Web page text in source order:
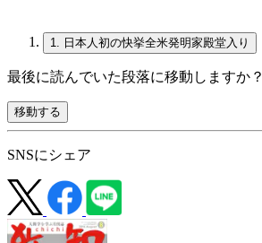
1. 日本人初の快挙全米発明家殿堂入り
最後に読んでいた段落に移動しますか？
移動する
SNSにシェア